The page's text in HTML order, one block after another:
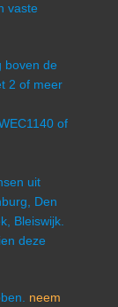
vaste
boven de
2 of meer
of
uit
Den
Bleiswijk.
deze
neem